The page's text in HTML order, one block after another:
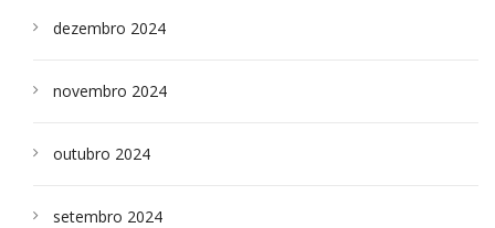
dezembro 2024
novembro 2024
outubro 2024
setembro 2024